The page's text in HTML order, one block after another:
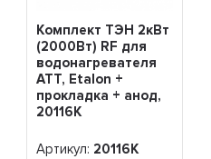
Комплект ТЭН 2кВт
(2000Вт) RF для
водонагревателя
ATT, Etalon +
прокладка + анод,
20116K
Артикул: 20116K